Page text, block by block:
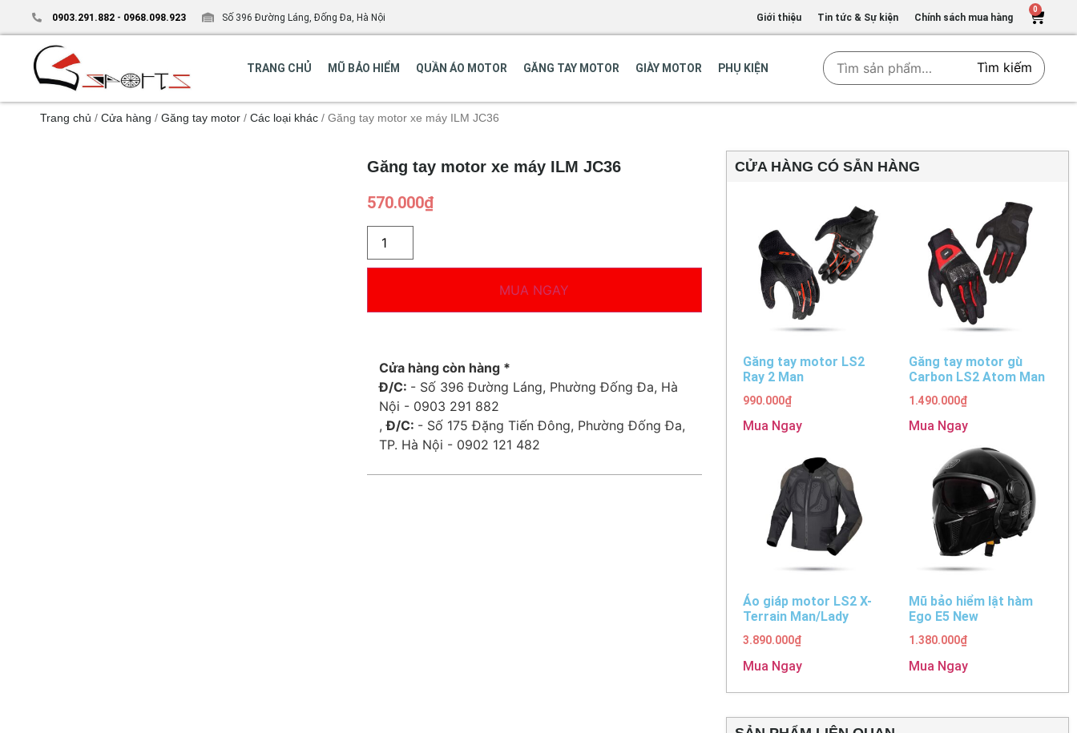
0903.291.882 - 0968.098.923 Số 396 Đường Láng, Đống Đa, Hà Nội Giới thiệu Tin tức & Sự kiện Chính sách mua hàng
0
TRANG CHỦ MŨ BẢO HIỂM QUẦN ÁO MOTOR GĂNG TAY MOTOR GIÀY MOTOR PHỤ KIỆN Tìm kiếm
Trang chủ / Cửa hàng / Găng tay motor / Các loại khác / Găng tay motor xe máy ILM JC36
Găng tay motor xe máy ILM JC36
570.000₫
MUA NGAY
Cửa hàng còn hàng *
Đ/C: - Số 396 Đường Láng, Phường Đống Đa, Hà
Nội - 0903 291 882
,Đ/C: - Số 175 Đặng Tiến Đông, Phường Đống Đa,
TP. Hà Nội - 0902 121 482
CỬA HÀNG CÓ SẴN HÀNG
Găng tay motor LS2
Ray 2 Man
990.000₫
Mua Ngay
Găng tay motor gù
Carbon LS2 Atom Man
1.490.000₫
Mua Ngay
Áo giáp motor LS2 X-
Terrain Man/Lady
3.890.000₫
Mua Ngay
Mũ bảo hiểm lật hàm
Ego E5 New
1.380.000₫
Mua Ngay